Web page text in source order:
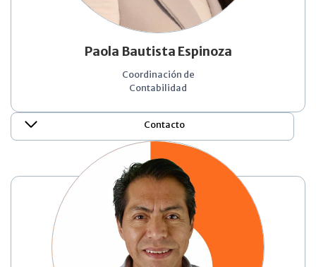
Paola Bautista Espinoza
Coordinación de
Contabilidad
Contacto